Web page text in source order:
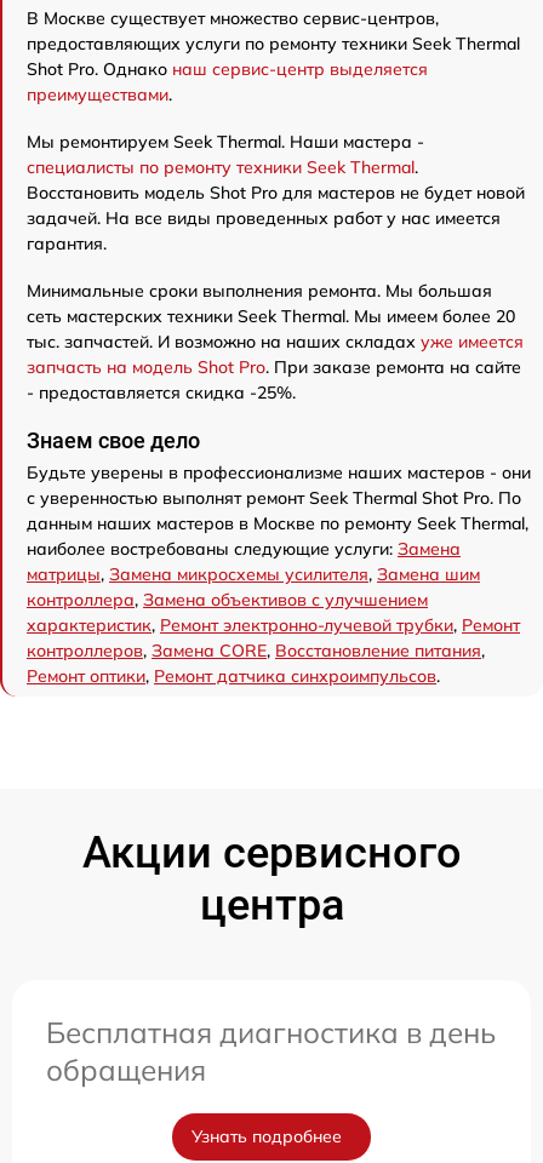
В Москве существует множество сервис-центров,
предоставляющих услуги по ремонту техники Seek Thermal
Shot Pro. Однако наш сервис-центр выделяется
преимуществами.
Мы ремонтируем Seek Thermal. Наши мастера -
специалисты по ремонту техники Seek Thermal.
Восстановить модель Shot Pro для мастеров не будет новой
задачей. На все виды проведенных работ у нас имеется
гарантия.
Минимальные сроки выполнения ремонта. Мы большая
сеть мастерских техники Seek Thermal. Мы имеем более 20
тыс. запчастей. И возможно на наших складах уже имеется
запчасть на модель Shot Pro. При заказе ремонта на сайте
- предоставляется скидка -25%.
Знаем свое дело
Будьте уверены в профессионализме наших мастеров - они
с уверенностью выполнят ремонт Seek Thermal Shot Pro. По
данным наших мастеров в Москве по ремонту Seek Thermal,
наиболее востребованы следующие услуги: Замена
матрицы, Замена микросхемы усилителя, Замена шим
контроллера, Замена объективов с улучшением
характеристик, Ремонт электронно-лучевой трубки, Ремонт
контроллеров, Замена CORE, Восстановление питания,
Ремонт оптики, Ремонт датчика синхроимпульсов.
Акции сервисного
центра
Бесплатная диагностика в день
обращения
Узнать подробнее